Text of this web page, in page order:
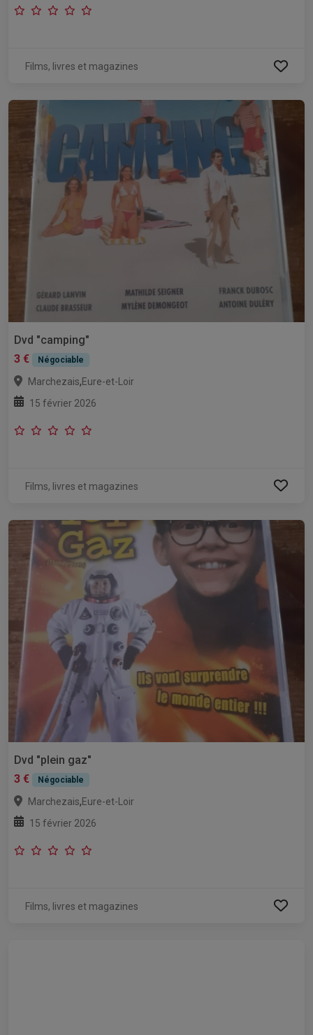
Films, livres et magazines
Dvd "camping"
3 €
Négociable
Marchezais,Eure-et-Loir
15 février 2026
Films, livres et magazines
Dvd "plein gaz"
3 €
Négociable
Marchezais,Eure-et-Loir
15 février 2026
Films, livres et magazines